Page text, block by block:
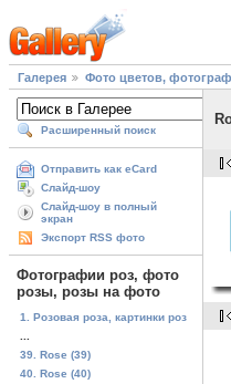
Галерея Фото цветов,
Расширенный поиск
Отправить как eCard
Слайд-шоу
Слайд-шоу в полный
экран
Экспорт RSS фото
Фотографии роз, фото
розы, розы на фото
1. Розовая роза, картинки роз
39. Rose (39)
40. Rose (40)